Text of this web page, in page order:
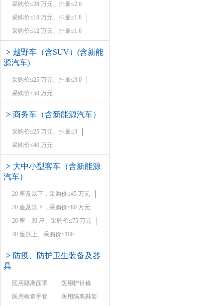
采购价≤28 万元、排量≤2.0
采购价≤18 万元、排量≤1.8
采购价≤12 万元、排量≤1.6
> 越野车（含SUV）(含新能
源汽车)
采购价≤25 万元、排量≤3.0
采购价≤50 万元
> 商务车（含新能源汽车）
采购价≤25 万元、排量≤3
采购价≤40 万元
> 大中小型客车（含新能源
汽车）
20 座及以下，采购价≤45 万元
20 座及以下，采购价≤80 万元
20 座－39 座、采购价≤75 万元
40 座以上、采购价≤100
> 防疫、防护卫生装备及器
具
医用隔离面罩
医用护目镜
医用检查手套
医用隔离鞋套